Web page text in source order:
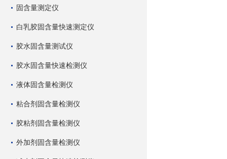
固含量测定仪
白乳胶固含量快速测定仪
胶水固含量测试仪
胶水固含量快速检测仪
液体固含量检测仪
粘合剂固含量检测仪
胶粘剂固含量检测仪
外加剂固含量检测仪